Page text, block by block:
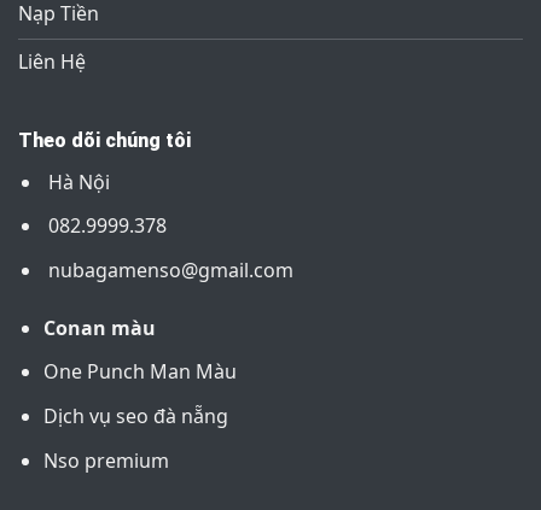
Nạp Tiền
Liên Hệ
Theo dõi chúng tôi
Hà Nội
082.9999.378
nubagamenso@gmail.com
Conan màu
One Punch Man Màu
Dịch vụ seo đà nẵng
Nso premium